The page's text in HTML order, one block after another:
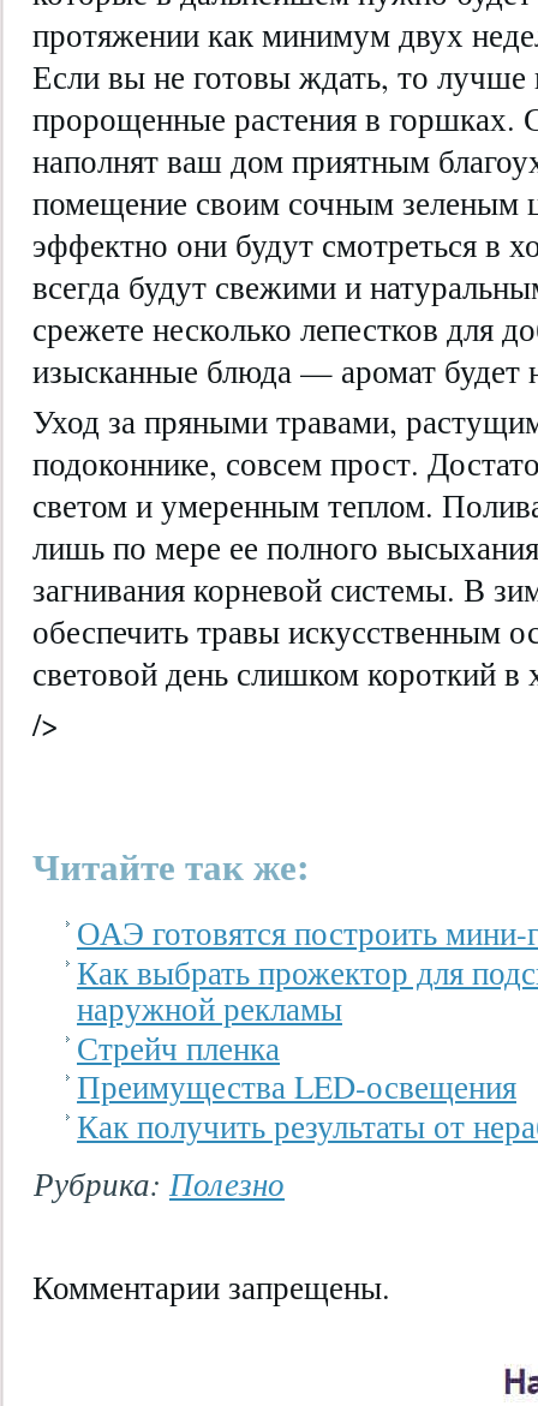
протяжении как минимум двух
Если вы не готовы ждать, то
пророщенные растения в горшках.
наполнят ваш дом приятным
помещение своим сочным зеленым
эффектно они будут смотреться в
всегда будут свежими и
срежете несколько лепестков для
изысканные блюда — аромат
Уход за пряными травами,
подоконнике, совсем прост.
светом и умеренным теплом.
лишь по мере ее полного
загнивания корневой системы. В
обеспечить травы искусственным
световой день слишком короткий в
/>
Читайте так же:
ОАЭ готовятся построить
Как выбрать прожектор для
наружной рекламы
Стрейч пленка
Преимущества LED-освещения
Как получить результаты от
Рубрика:Полезно
Комментарии запрещены.